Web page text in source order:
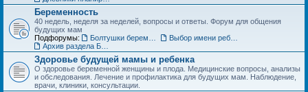
Беременность
40 недель, неделя за неделей, вопросы и ответы. Форум для общения
будущих мам
Подфорумы:
Здоровье будущей мамы и ребенка
О здоровье беременной женщины и плода. Медицинские вопросы, анализы
и обследования. Лечение и профилактика для будущих мам. Наблюдение,
врачи, клиники, консультации.